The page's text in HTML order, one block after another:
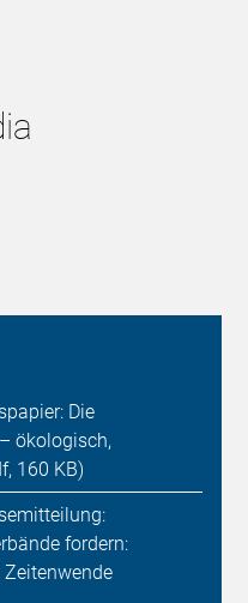
Die
ökologisch,
160 KB)
fordern: